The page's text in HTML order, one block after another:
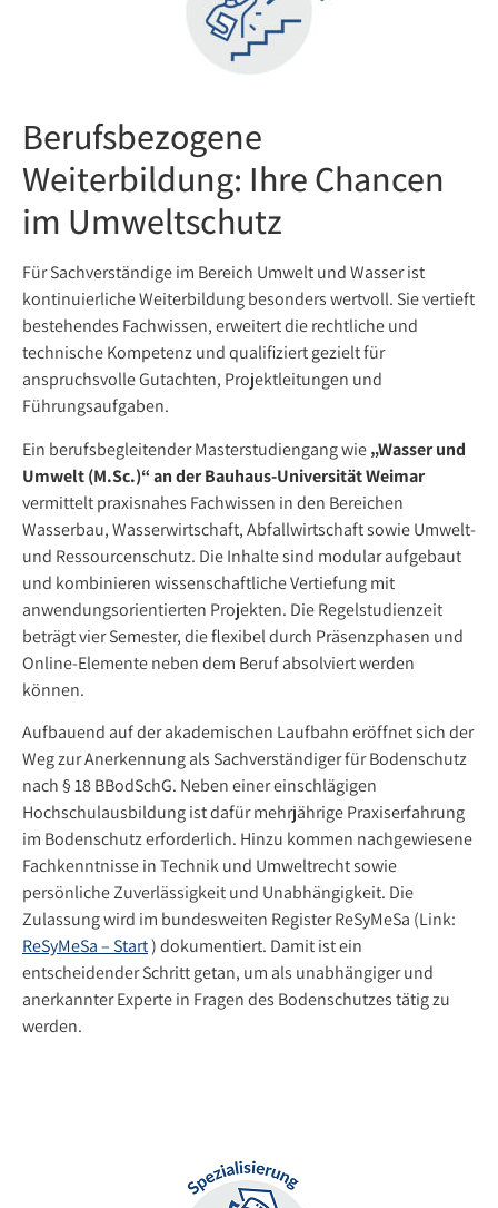
Berufsbezogene
Weiterbildung: Ihre Chancen
im Umweltschutz
Für Sachverständige im Bereich Umwelt und Wasser ist
kontinuierliche Weiterbildung besonders wertvoll. Sie vertieft
bestehendes Fachwissen, erweitert die rechtliche und
technische Kompetenz und qualifiziert gezielt für
anspruchsvolle Gutachten, Projektleitungen und
Führungsaufgaben.
Ein berufsbegleitender Masterstudiengang wie„Wasser und
Umwelt (M.Sc.)“ an der Bauhaus-Universität Weimar
vermittelt praxisnahes Fachwissen in den Bereichen
Wasserbau, Wasserwirtschaft, Abfallwirtschaft sowie Umwelt-
und Ressourcenschutz. Die Inhalte sind modular aufgebaut
und kombinieren wissenschaftliche Vertiefung mit
anwendungsorientierten Projekten. Die Regelstudienzeit
beträgt vier Semester, die flexibel durch Präsenzphasen und
Online-Elemente neben dem Beruf absolviert werden
können.
Aufbauend auf der akademischen Laufbahn eröffnet sich der
Weg zur Anerkennung als Sachverständiger für Bodenschutz
nach § 18 BBodSchG. Neben einer einschlägigen
Hochschulausbildung ist dafür mehrjährige Praxiserfahrung
im Bodenschutz erforderlich. Hinzu kommen nachgewiesene
Fachkenntnisse in Technik und Umweltrecht sowie
persönliche Zuverlässigkeit und Unabhängigkeit. Die
Zulassung wird im bundesweiten Register ReSyMeSa (Link:
ReSyMeSa – Start) dokumentiert. Damit ist ein
entscheidender Schritt getan, um als unabhängiger und
anerkannter Experte in Fragen des Bodenschutzes tätig zu
werden.